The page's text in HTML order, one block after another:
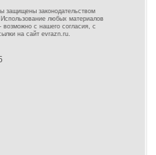
защищены законодательством
любых материалов
возможно с нашего согласия, с
на сайт evrazn.ru.